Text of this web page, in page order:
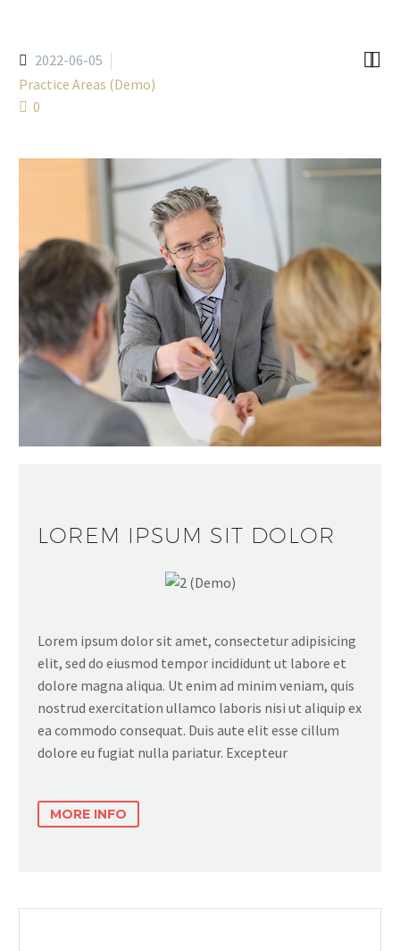

2022-06-05
Practice Areas (Demo)
0
LOREM IPSUM SIT DOLOR
Lorem ipsum dolor sit amet, consectetur adipisicing
elit, sed do eiusmod tempor incididunt ut labore et
dolore magna aliqua. Ut enim ad minim veniam, quis
nostrud exercitation ullamco laboris nisi ut aliquip ex
ea commodo consequat. Duis aute elit esse cillum
dolore eu fugiat nulla pariatur. Excepteur
MORE INFO